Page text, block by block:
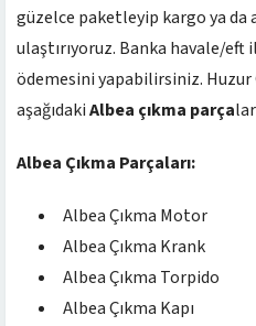
güzelce paketleyip kargo ya
ulaştırıyoruz. Banka havale/eft
ödemesini yapabilirsiniz.
aşağıdakiAlbea çıkma parça
Albea Çıkma Parçaları:
Albea Çıkma Motor
Albea Çıkma Krank
Albea Çıkma Torpido
Albea Çıkma Kapı